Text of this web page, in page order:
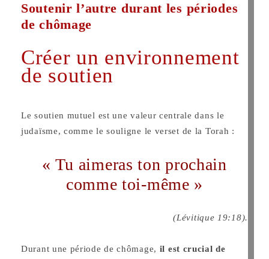
Soutenir l’autre durant les périodes
de chômage
Créer un environnement
de soutien
Le soutien mutuel est une valeur centrale dans le
judaïsme, comme le souligne le verset de la Torah :
« Tu aimeras ton prochain
comme toi-même »
(Lévitique 19:18).
Durant une période de chômage, il est crucial de